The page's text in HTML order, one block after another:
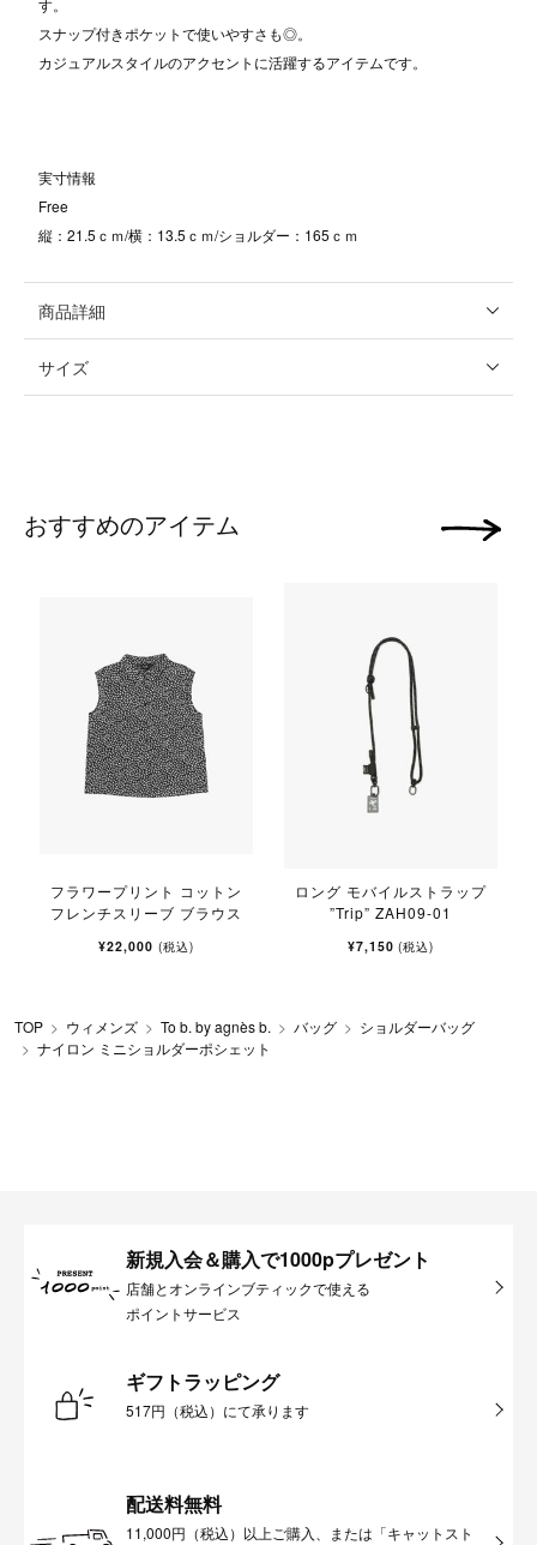
す。
スナップ付きポケットで使いやすさも◎。
カジュアルスタイルのアクセントに活躍するアイテムです。
実寸情報
Free
縦：21.5ｃｍ/横：13.5ｃｍ/ショルダー：165ｃｍ
商品詳細
サイズ
おすすめのアイテム
フラワープリント コットン
フレンチスリーブ ブラウス
¥22,000 (税込)
ロング モバイルストラップ
”Trip” ZAH09-01
¥7,150(税込)
次の画像
TOP ウィメンズ To b. by agnès b. バッグ
ショルダーバッグ
ナイロン ミニショルダーポシェット
新規入会＆購入で1000pプレゼント
店舗とオンラインブティックで使える
ポイントサービス
ギフトラッピング
517円（税込）にて承ります
配送料無料
11,000円（税込）以上ご購入、または「キャットスト